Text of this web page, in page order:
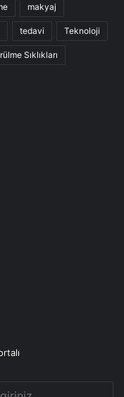
makyaj
tedavi Teknoloji
Sıklıkları